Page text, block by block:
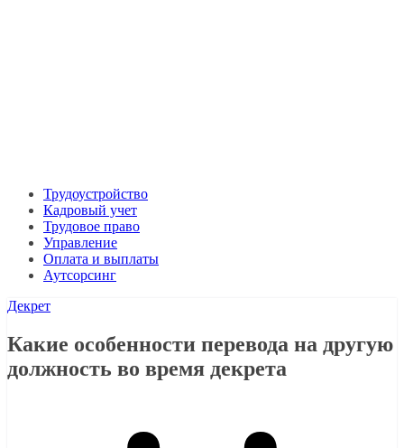
Трудоустройство
Кадровый учет
Трудовое право
Управление
Оплата и выплаты
Аутсорсинг
Декрет
Какие особенности перевода на другую
должность во время декрета